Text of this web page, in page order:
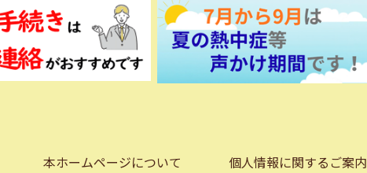
本ホームページについて 個人情報に関するご案内